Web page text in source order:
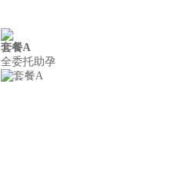
套餐A
全委托助孕